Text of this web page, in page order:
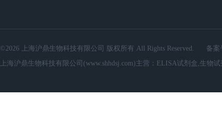
©2026 上海沪鼎生物科技有限公司 版权所有 All Rights Reserved.
备案
上海沪鼎生物科技有限公司(www.shhdsj.com)主营：ELISA试剂盒,生物